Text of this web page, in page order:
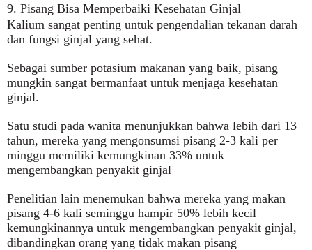
9. Pisang Bisa Memperbaiki Kesehatan Ginjal
Kalium sangat penting untuk pengendalian tekanan darah
dan fungsi ginjal yang sehat.
Sebagai sumber potasium makanan yang baik, pisang
mungkin sangat bermanfaat untuk menjaga kesehatan
ginjal.
Satu studi pada wanita menunjukkan bahwa lebih dari 13
tahun, mereka yang mengonsumsi pisang 2-3 kali per
minggu memiliki kemungkinan 33% untuk
mengembangkan penyakit ginjal
Penelitian lain menemukan bahwa mereka yang makan
pisang 4-6 kali seminggu hampir 50% lebih kecil
kemungkinannya untuk mengembangkan penyakit ginjal,
dibandingkan orang yang tidak makan pisang